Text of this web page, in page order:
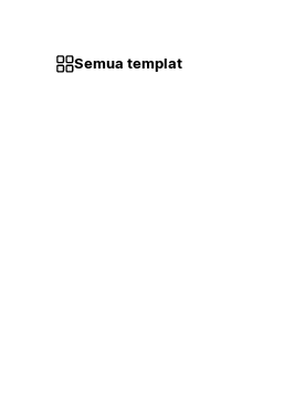
Semua templat